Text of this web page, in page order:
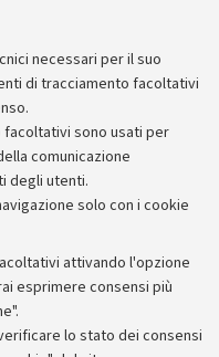
necessari per il suo
di tracciamento facoltativi
sono usati per
comunicazione
degli utenti.
solo con i cookie
attivando l'opzione
esprimere consensi più
lo stato dei consensi